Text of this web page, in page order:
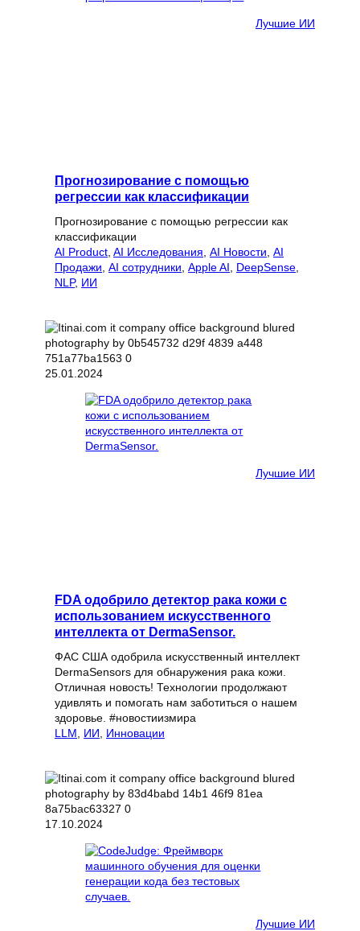
Лучшие ИИ
Прогнозирование с помощью
регрессии как классификации
Прогнозирование с помощью регрессии как
классификации
AI Product AI Исследования AI Новости AI
Продажи AI сотрудники Apple AI DeepSense
NLP, ИИ
25.01.2024
Лучшие ИИ
FDA одобрило детектор рака кожи с
использованием искусственного
интеллекта от DermaSensor.
ФАС США одобрила искусственный интеллект
DermaSensors для обнаружения рака кожи.
Отличная новость! Технологии продолжают
удивлять и помогать нам заботиться о нашем
здоровье. #новостиизмира
LLM
ИИ Инновации
17.10.2024
Лучшие ИИ